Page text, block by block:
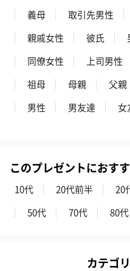
BIRTHDAY TO YOU）
（
義母
取引先男性
親戚女性
彼氏
同僚女性
上司男性
祖母
母親 父親
男性
男友達 女
このプレゼントにおす
10代 20代前半 20
50代
70代 80代
カテゴ